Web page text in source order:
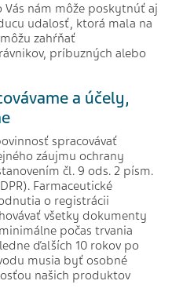
nám môže poskytnúť aj
udalosť, ktorá mala na
zahŕňať
príbuzných alebo
a účely,
spracovávať
záujmu ochrany
čl. 9 ods. 2 písm.
Farmaceutické
o registrácii
všetky dokumenty
počas trvania
ďalších 10 rokov po
musia byť osobné
našich produktov